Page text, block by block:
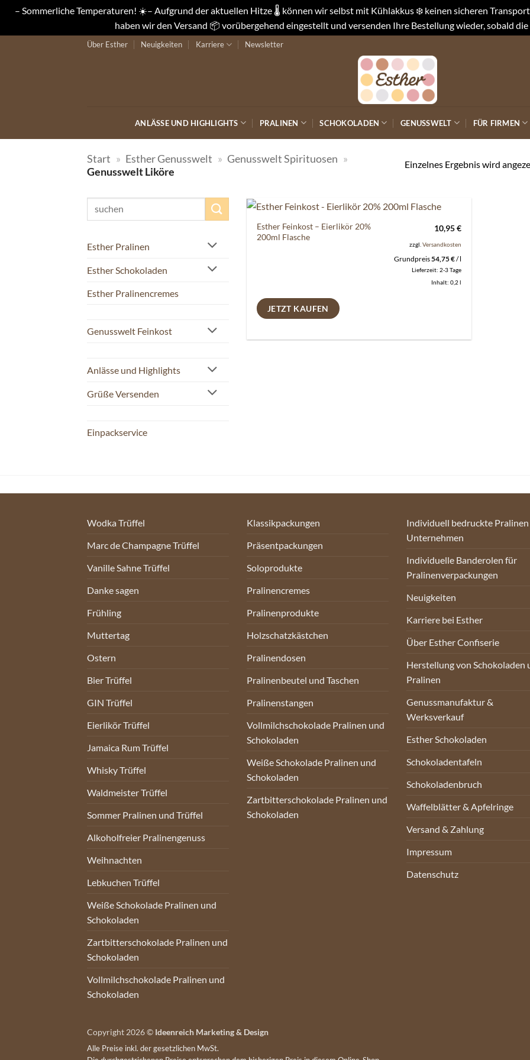
– Sommerliche Temperaturen! ☀️– Aufgrund der aktuellen Hitze 🌡️ können wir selbst mit Kühlakkus ❄️ keinen sicheren
haben wir den Versand 📦 vorübergehend eingestellt und versenden Ihre Bestellung wieder, sobald
Über Esther Neuigkeiten Karriere Newsletter
ANLÄSSE UND HIGHLIGHTS PRALINEN SCHOKOLADEN GENUSSWELT FÜR FIRMEN
Start » Esther Genusswelt » Genusswelt Spirituosen »
Genusswelt Liköre
Einzelnes Ergebnis wird
Suchen
Esther Pralinen
Esther Schokoladen
Esther Pralinencremes
Genusswelt Feinkost
Anlässe und Highlights
Grüße Versenden
Einpackservice
Auf die
Esther Feinkost – Eierlikör 20%
200ml Flasche
10,95€
zzgl. Versandkosten
Grundpreis54,75€/l
Lieferzeit: 2-3 Tage
Inhalt: 0,2l
JETZT KAUFEN
Wodka Trüffel
Marc de Champagne Trüffel
Vanille Sahne Trüffel
Danke sagen
Frühling
Muttertag
Ostern
Bier Trüffel
GIN Trüffel
Eierlikör Trüffel
Jamaica Rum Trüffel
Whisky Trüffel
Waldmeister Trüffel
Sommer Pralinen und Trüffel
Alkoholfreier Pralinengenuss
Weihnachten
Lebkuchen Trüffel
Weiße Schokolade Pralinen und
Schokoladen
Zartbitterschokolade Pralinen und
Schokoladen
Vollmilchschokolade Pralinen und
Schokoladen
Klassikpackungen
Präsentpackungen
Soloprodukte
Pralinencremes
Pralinenprodukte
Holzschatzkästchen
Pralinendosen
Pralinenbeutel und Taschen
Pralinenstangen
Vollmilchschokolade Pralinen und
Schokoladen
Weiße Schokolade Pralinen und
Schokoladen
Zartbitterschokolade Pralinen und
Schokoladen
Individuell bedruckte
Unternehmen
Individuelle Banderolen für
Pralinenverpackungen
Neuigkeiten
Karriere bei Esther
Über Esther Confiserie
Herstellung von Schokoladen
Pralinen
Genussmanufaktur &
Werksverkauf
Esther Schokoladen
Schokoladentafeln
Schokoladenbruch
Waffelblätter & Apfelringe
Versand & Zahlung
Impressum
Datenschutz
Copyright 2026 © Ideenreich Marketing & Design
Alle Preise inkl. der gesetzlichen MwSt.